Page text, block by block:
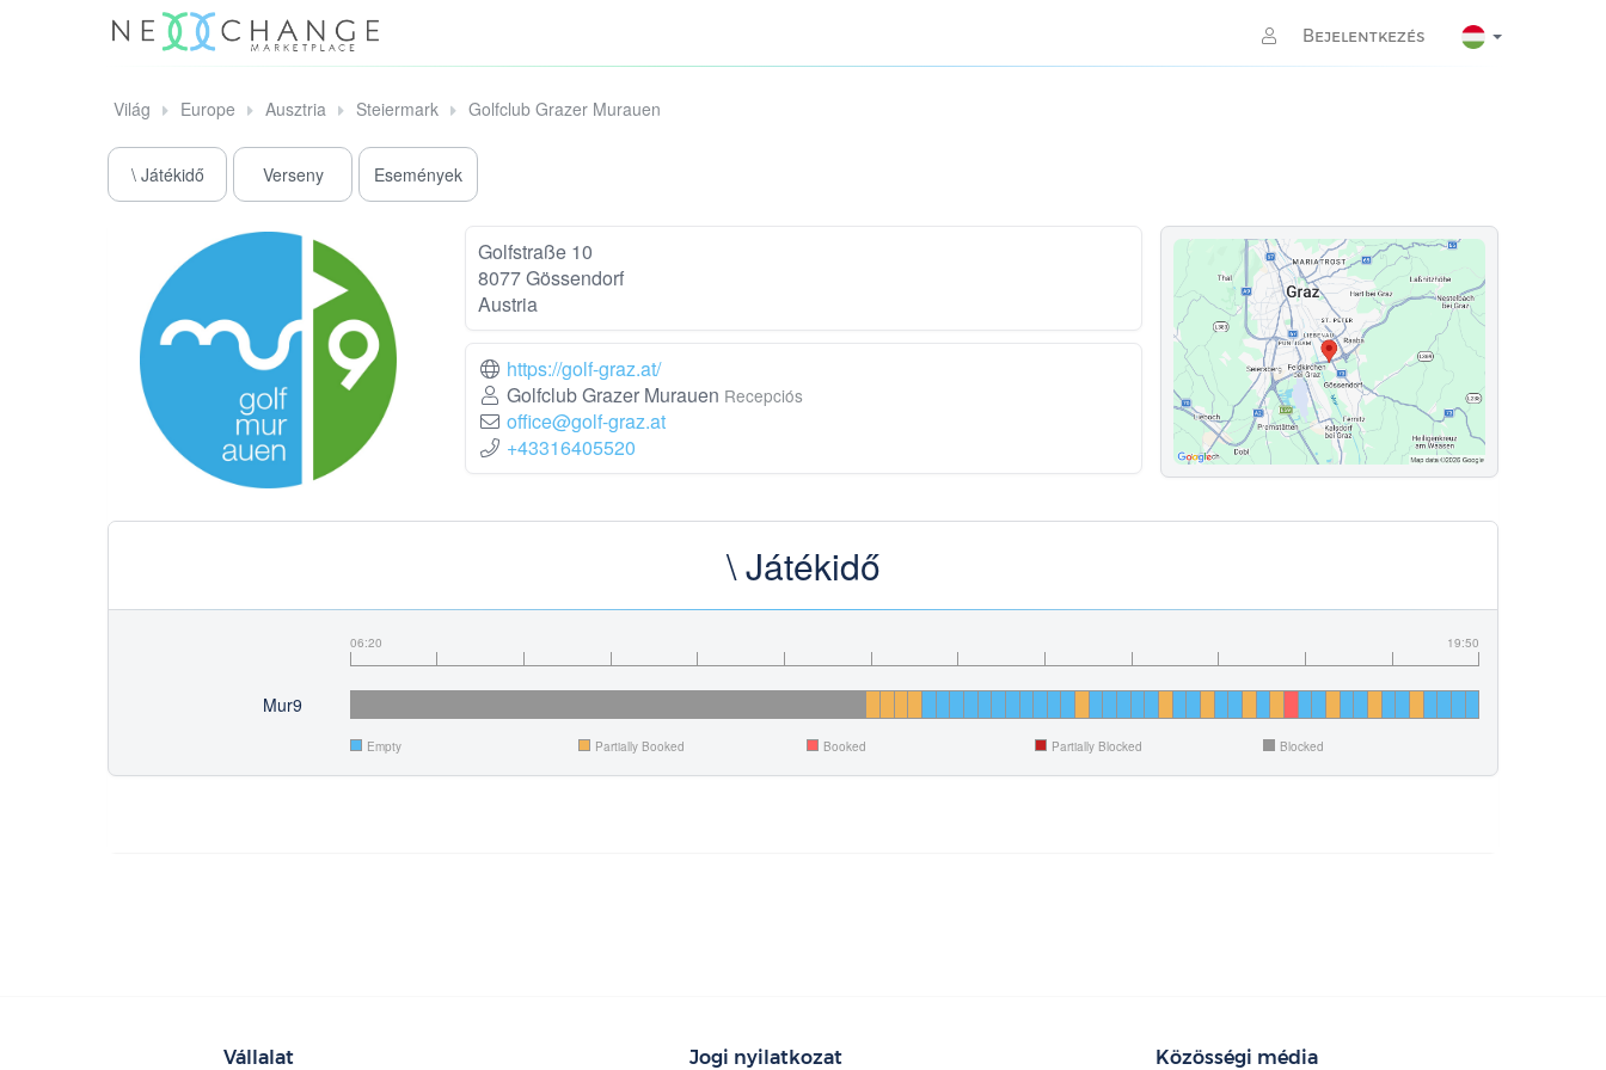
Bejelentkezés
Világ Europe Ausztria Steiermark Golfclub Grazer Murauen
\ Játékidő Verseny Események
Golfstraße 10
8077 Gössendorf
Austria
https://golf-graz.at/
Golfclub Grazer Murauen Recepciós
office@golf-graz.at
+43316405520
\ Játékidő
06:20 19:50
Mur9
Empty Partially Booked Booked Partially Blocked Blocked
Vállalat Jogi nyilatkozat Közösségi média